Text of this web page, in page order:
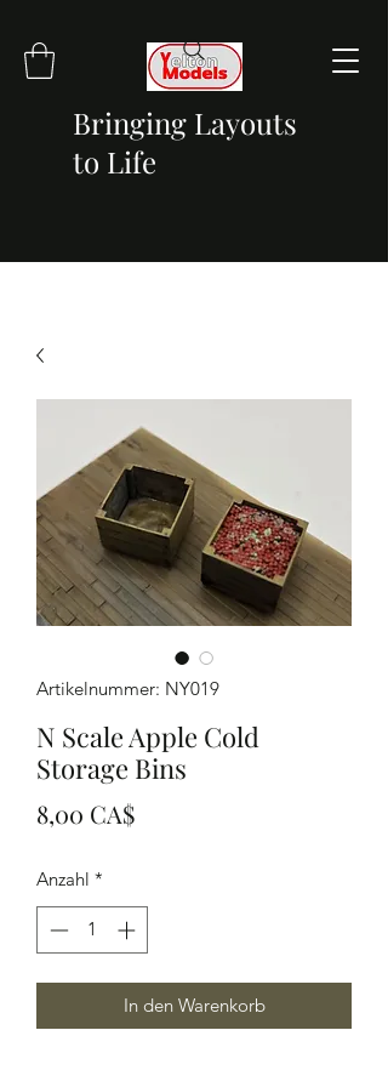
Bringing Layouts
to Life
Artikelnummer: NY019
N Scale Apple Cold
Storage Bins
8,00 CA$Preis
Anzahl *
In den Warenkorb